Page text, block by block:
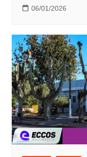
06/01/2026